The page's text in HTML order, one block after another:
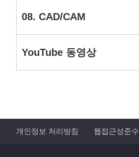
08. CAD/CAM
YouTube 동영상
개인정보 처리방침 웹접근성준수